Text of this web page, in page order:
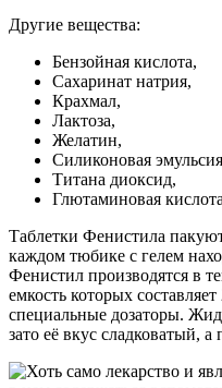
Другие вещества:
Бензойная кислота,
Сахаринат натрия,
Крахмал,
Лактоза,
Желатин,
Силиконовая
Титана диоксид,
Глютаминовая
Таблетки Фенистила
каждом тюбике с гелем
Фенистил производятся в
емкость которых
специальные дозаторы.
зато её вкус сладковатый, а